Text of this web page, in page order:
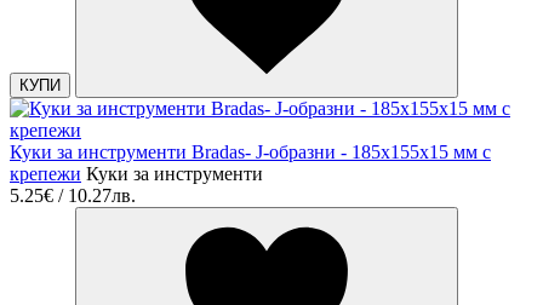
КУПИ
Куки за инструменти Bradas- J-образни - 185x155x15 мм с
крепежи Куки за инструменти
5.25€ / 10.27лв.